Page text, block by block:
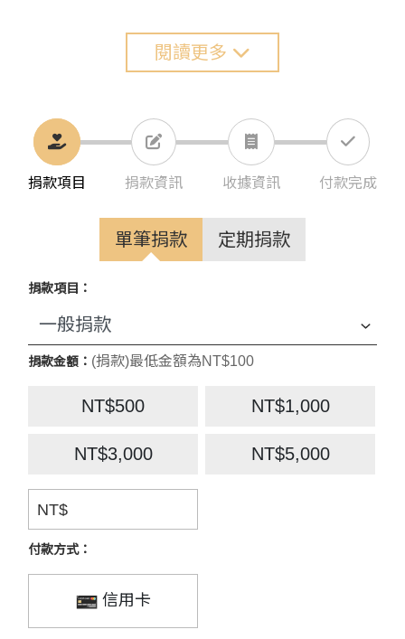
閱讀更多
捐款項目 捐款資訊 收據資訊 付款完成
單筆捐款 定期捐款
捐款項目：
捐款金額： (捐款)最低金額為NT$100
NT$500 NT$1,000
NT$3,000 NT$5,000
NT$
付款方式：
信用卡